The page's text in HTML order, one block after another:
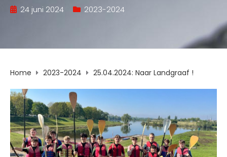
24 juni 2024 2023-2024
Home 2023-2024 25.04.2024: Naar Landgraaf !